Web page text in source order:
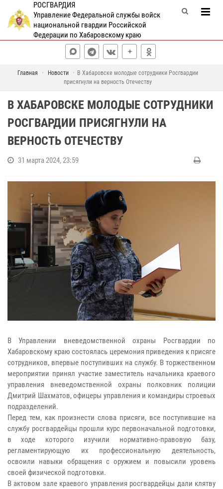
РОСГВАРДИЯ
Управление Федеральной службы войск
национальной гвардии Российской
Федерации по Хабаровскому краю
Главная Новости
В Хабаровске молодые сотрудники Росгвардии
присягнули на верность Отечеству
В ХАБАРОВСКЕ МОЛОДЫЕ СОТРУДНИКИ
РОСГВАРДИИ ПРИСЯГНУЛИ НА
ВЕРНОСТЬ ОТЕЧЕСТВУ
31 марта 2024, 23:59
В Управлении вневедомственной охраны Росгвардии по
Хабаровскому краю состоялась церемония приведения к присяге
сотрудников, впервые поступивших на службу. В торжественном
мероприятии принял участие заместитель начальника краевого
управления вневедомственной охраны полковник полиции
Дмитрий Шахматов, офицеры управления и командиры строевых
подразделений.
Перед тем, как произнести слова присяги, все поступившие на
службу росгвардейцы прошли курс первоначальной подготовки,
в ходе которого изучили нормативно-правовую базу,
регламентирующую их профессиональную деятельность,
освоили навыки обращения с оружием и повысили уровень
своей физической подготовки.
В актовом зале краевого управления росгвардейцы дали клятву